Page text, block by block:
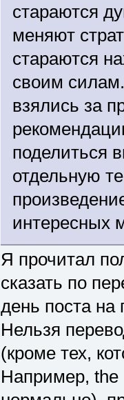
стараются
меняют
стараются
своим
взялись за
поделиться
отдельную
интересных
Я прочитал
сказать по
день поста
Нельзя
(кроме тех,
Например, the